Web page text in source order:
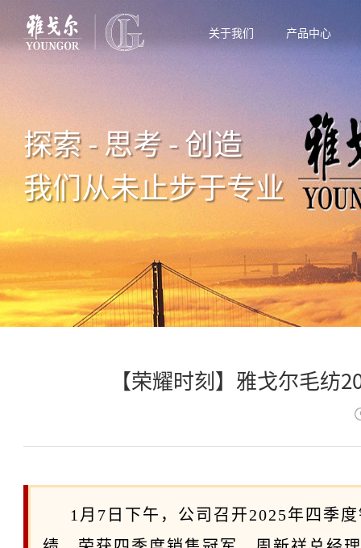
关于我们 产品中心
探索 - 思考 - 创造
我们从未止步于专业
【荣耀时刻】雅戈尔毛纺
1月7日下午，公司召开2025年四季